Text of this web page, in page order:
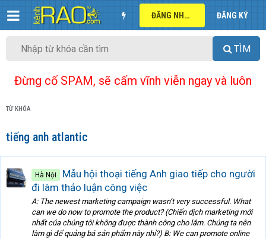
ĐĂNG NHẬP ĐĂNG KÝ
TÌM
Đừng cố SPAM, sẽ cấm vĩnh viễn ngay và luôn
TỪ KHÓA
tiếng anh atlantic
Hà Nội
Mẫu hội thoại tiếng Anh giao tiếp cho người
đi làm thảo luận công việc
A: The newest marketing campaign wasn’t very successful. What
can we do now to promote the product? (Chiến dịch marketing mới
nhất của chúng tôi không được thành công cho lắm. Chúng ta nên
làm gì để quảng bá sản phẩm này nhỉ?) B: We can promote online